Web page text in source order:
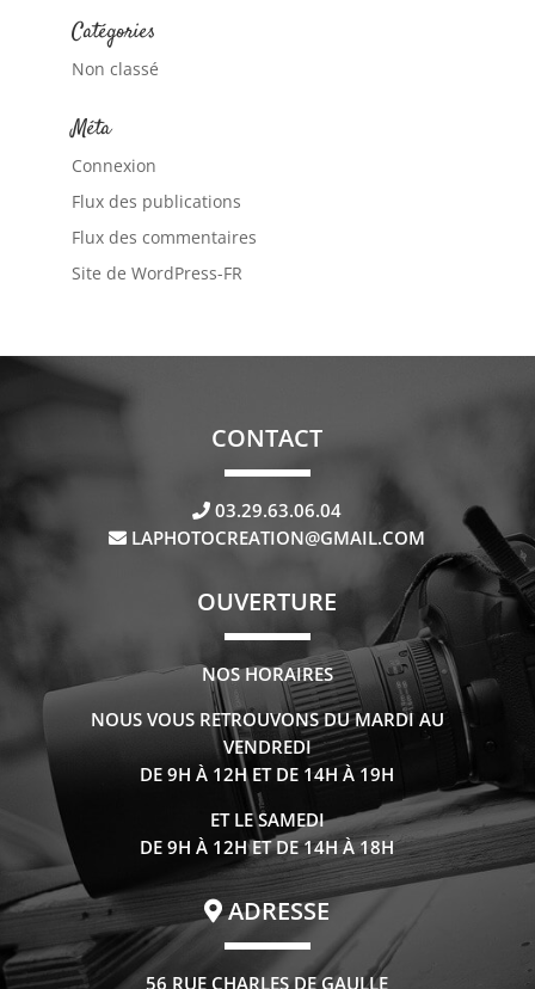
Catégories
Non classé
Méta
Connexion
Flux des publications
Flux des commentaires
Site de WordPress-FR
CONTACT
03.29.63.06.04
LAPHOTOCREATION@GMAIL.COM
OUVERTURE
NOS HORAIRES
NOUS VOUS RETROUVONS DU MARDI AU
VENDREDI
DE 9H À 12H ET DE 14H À 19H
ET LE SAMEDI
DE 9H À 12H ET DE 14H À 18H
ADRESSE
56 RUE CHARLES DE GAULLE